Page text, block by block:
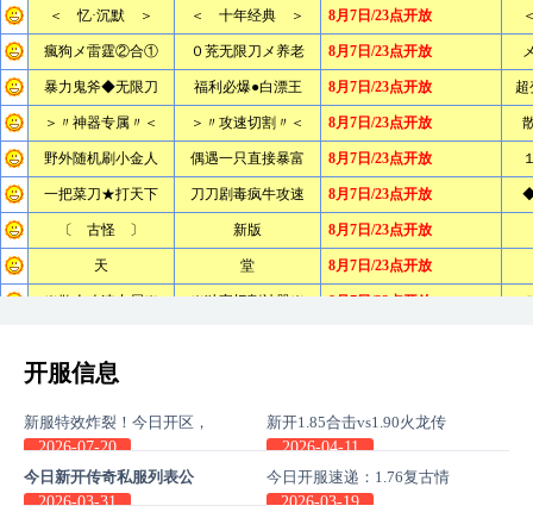
开服信息
新服特效炸裂！今日开区，
刀刀带闪电，刀刀带火焰！
2026-07-20
新开1.85合击vs1.90火龙传
奇-版本差异有多少？
2026-04-11
今日新开传奇私服列表公
布、你更喜欢那个版本？
2026-03-31
今日开服速递：1.76复古情
怀与1.85合击策略同步上线
2026-03-19